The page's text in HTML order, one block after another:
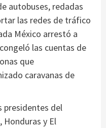
autobuses, redadas
las redes de tráfico
México arrestó a
las cuentas de
que
caravanas de
presidentes del
Honduras y El